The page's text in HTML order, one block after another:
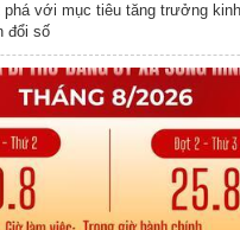
phá với mục tiêu tăng trưởng
đổi số